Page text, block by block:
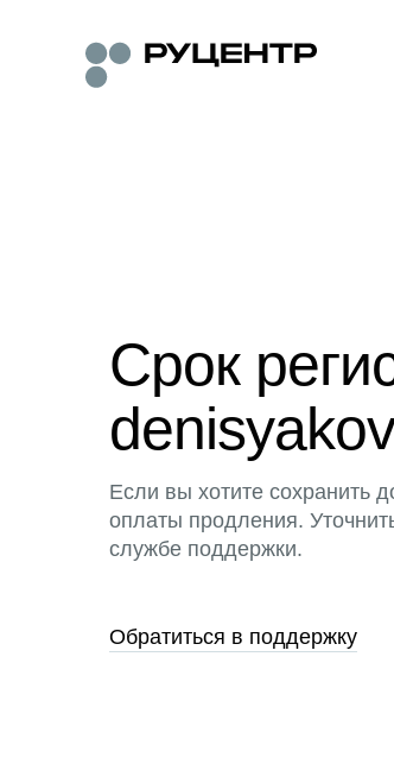
Срок
Если вы хотите сохранить
оплаты продления.
службе поддержки.
Обратиться в поддержку